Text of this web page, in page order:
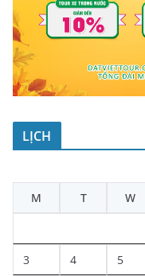
LỊCH
M
T W
3 4 5